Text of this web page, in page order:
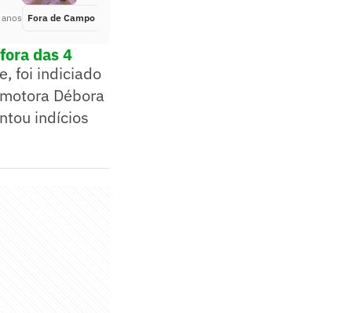
Fora de Campo
das 4
foi indiciado
Débora
indícios